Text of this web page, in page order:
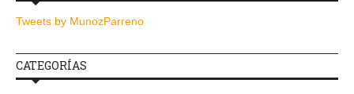
Tweets by MunozParreno
CATEGORÍAS